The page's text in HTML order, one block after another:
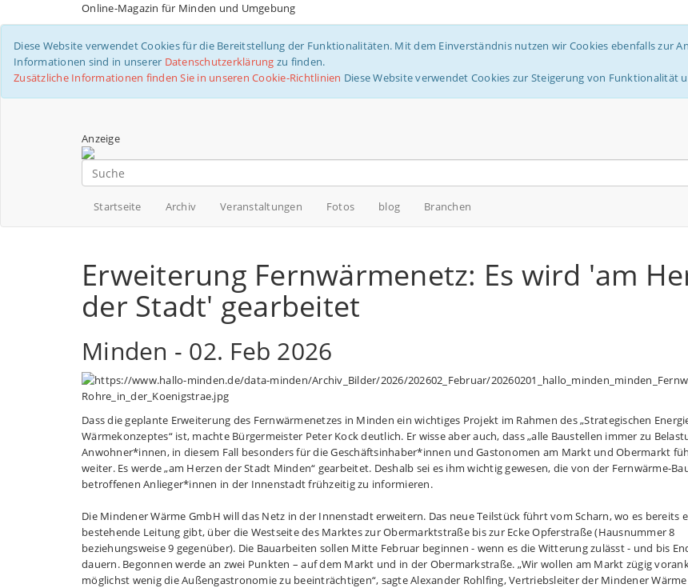
Online-Magazin für Minden und Umgebung
Diese Website verwendet Cookies für die Bereitstellung der Funktionalitäten. Mit dem Einverständnis nutzen wir Cookies ebenfalls zur
Informationen sind in unserer Datenschutzerklärung zu finden.
Zusätzliche Informationen finden Sie in unseren Cookie-Richtlinien Diese Website verwendet Cookies zur Steigerung von Funktionalität
Anzeige
Startseite Archiv Veranstaltungen Fotos blog Branchen
Erweiterung Fernwärmenetz: Es wird 'am
der Stadt' gearbeitet
Minden - 02. Feb 2026
Dass die geplante Erweiterung des Fernwärmenetzes in Minden ein wichtiges Projekt im Rahmen des „Strategischen
Wärmekonzeptes“ ist, machte Bürgermeister Peter Kock deutlich. Er wisse aber auch, dass „alle Baustellen immer zu
Anwohner*innen, in diesem Fall besonders für die Geschäftsinhaber*innen und Gastonomen am Markt und Obermarkt
weiter. Es werde „am Herzen der Stadt Minden“ gearbeitet. Deshalb sei es ihm wichtig gewesen, die von der Fernwärme-
betroffenen Anlieger*innen in der Innenstadt frühzeitig zu informieren.
Die Mindener Wärme GmbH will das Netz in der Innenstadt erweitern. Das neue Teilstück führt vom Scharn, wo es bereits
bestehende Leitung gibt, über die Westseite des Marktes zur Obermarktstraße bis zur Ecke Opferstraße (Hausnummer 8
beziehungsweise 9 gegenüber). Die Bauarbeiten sollen Mitte Februar beginnen - wenn es die Witterung zulässt - und bis
dauern. Begonnen werde an zwei Punkten – auf dem Markt und in der Obermarkstraße. „Wir wollen am Markt zügig
möglichst wenig die Außengastronomie zu beeinträchtigen“, sagte Alexander Rohlfing, Vertriebsleiter der Mindener Wärme